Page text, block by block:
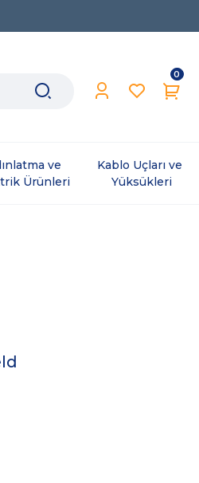
0
ve
Ürünleri
Kablo Uçları ve
Yüksükleri